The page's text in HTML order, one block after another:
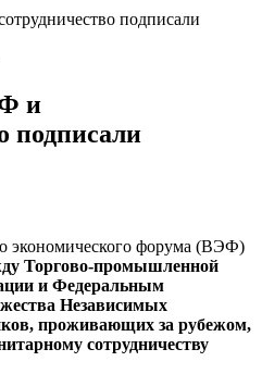
и
подписали
экономического форума (ВЭФ)
Торгово-промышленной
и Федеральным
Независимых
проживающих за рубежом,
сотрудничеству